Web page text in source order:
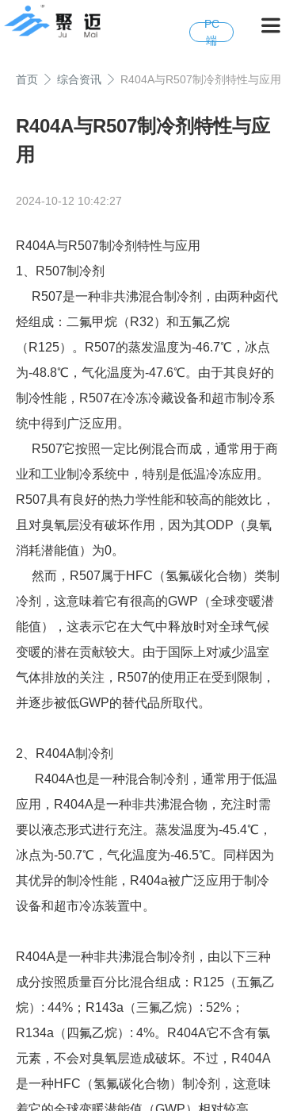
PC
端
首页 综合资讯 R404A与R507制冷剂特性与应用
R404A与R507制冷剂特性与应
用
2024-10-12 10:42:27
R404A与R507制冷剂特性与应用
1、R507制冷剂
R507是一种非共沸混合制冷剂，由两种卤代
烃组成：二氟甲烷（R32）和五氟乙烷
（R125）。R507的蒸发温度为-46.7℃，冰点
为-48.8℃，气化温度为-47.6℃。由于其良好的
制冷性能，R507在冷冻冷藏设备和超市制冷系
统中得到广泛应用。
R507它按照一定比例混合而成，通常用于商
业和工业制冷系统中，特别是低温冷冻应用。
R507具有良好的热力学性能和较高的能效比，
且对臭氧层没有破坏作用，因为其ODP（臭氧
消耗潜能值）为0。
然而，R507属于HFC（氢氟碳化合物）类制
冷剂，这意味着它有很高的GWP（全球变暖潜
能值），这表示它在大气中释放时对全球气候
变暖的潜在贡献较大。由于国际上对减少温室
气体排放的关注，R507的使用正在受到限制，
并逐步被低GWP的替代品所取代。
2、R404A制冷剂
R404A也是一种混合制冷剂，通常用于低温
应用，R404A是一种非共沸混合物，充注时需
要以液态形式进行充注。蒸发温度为-45.4℃，
冰点为-50.7℃，气化温度为-46.5℃。同样因为
其优异的制冷性能，R404a被广泛应用于制冷
设备和超市冷冻装置中。
R404A是一种非共沸混合制冷剂，由以下三种
成分按照质量百分比混合组成：R125（五氟乙
烷）: 44%；R143a（三氟乙烷）: 52%；
R134a（四氟乙烷）: 4%。R404A它不含有氯
元素，不会对臭氧层造成破坏。不过，R404A
是一种HFC（氢氟碳化合物）制冷剂，这意味